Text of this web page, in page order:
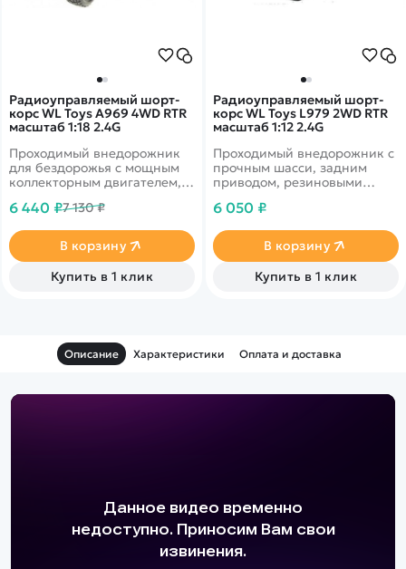
Радиоуправляемый шорт-
корс WL Toys A969 4WD RTR
масштаб 1:18 2.4G
Проходимый внедорожник
для бездорожья с мощным
коллекторным двигателем,
амортизатора
6 440 ₽7 130 ₽
В корзину
Купить в 1 клик
Радиоуправляемый шорт-
корс WL Toys L979 2WD RTR
масштаб 1:12 2.4G
Проходимый внедорожник с
прочным шасси, задним
приводом, резиновыми
электроники для заездов в
6 050 ₽
В корзину
Купить в 1 клик
Описание Характеристики Оплата и доставка